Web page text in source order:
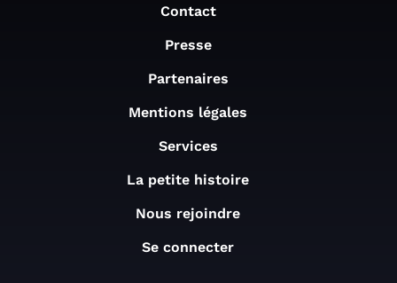
Contact
Presse
Partenaires
Mentions légales
Services
La petite histoire
Nous rejoindre
Se connecter